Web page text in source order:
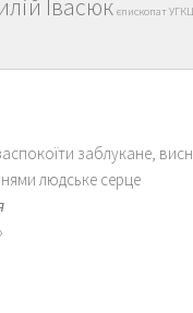
Івасюк єпископат УГКЦ
заблукане,
людське серце